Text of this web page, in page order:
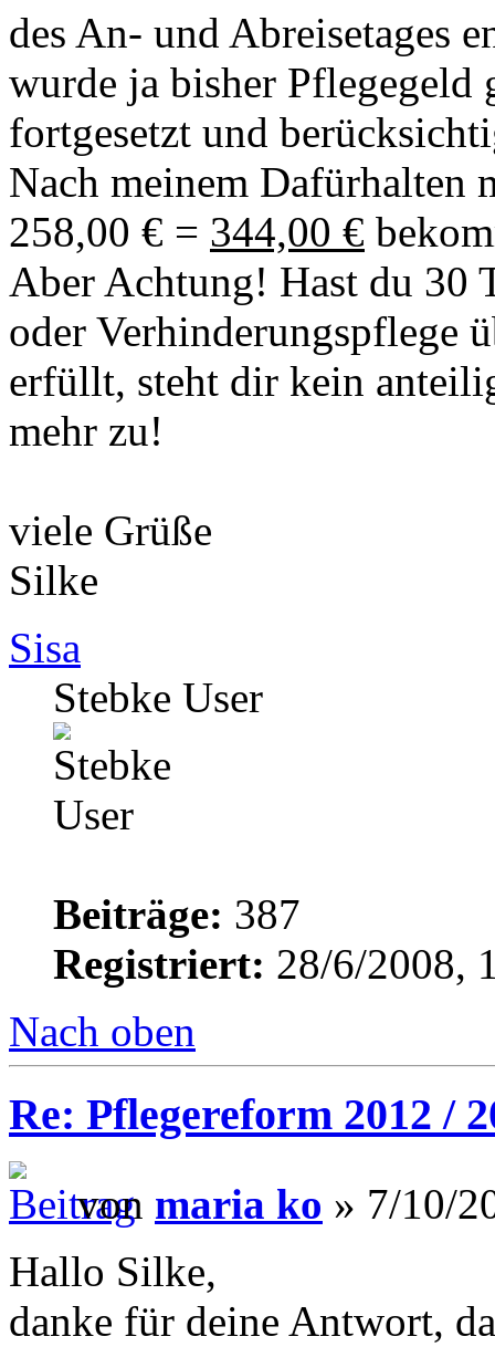
des An- und Abreisetages
wurde ja bisher Pflegegeld
fortgesetzt und
Nach meinem Dafürhalten
258,00 € = 344,00 €
Aber Achtung! Hast du 30
oder Verhinderungspflege
erfüllt, steht dir kein
mehr zu!
viele Grüße
Silke
Sisa
Stebke User
Beiträge: 387
Registriert: 28/6/2008,
Nach oben
Re: Pflegereform 2012 /
von maria ko » 7/10/
Hallo Silke,
danke für deine Antwort,